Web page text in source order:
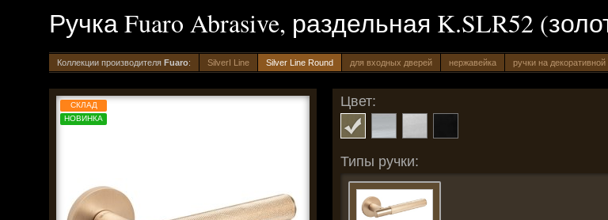
Ручка Fuaro Abrasive, раздельная K.SLR52
Коллекции производителя Fuaro: SilverI Line Silver Line Round для входных дверей нержавейка ручки на декоративной
СКЛАД
НОВИНКА
Цвет:
Типы ручки: